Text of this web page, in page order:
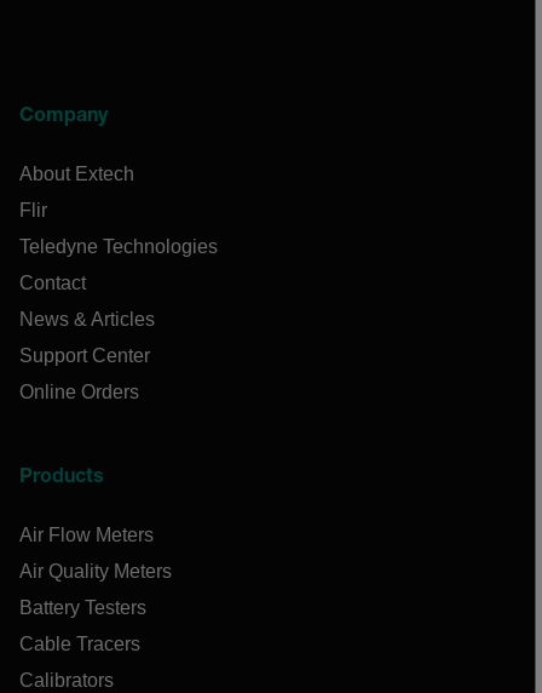
Company
About Extech
Flir
Teledyne Technologies
Contact
News & Articles
Support Center
Online Orders
Products
Air Flow Meters
Air Quality Meters
Battery Testers
Cable Tracers
Calibrators